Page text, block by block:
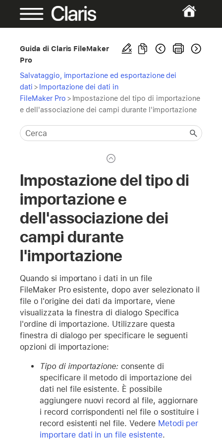
Guida di Claris FileMaker
Pro
Salvataggio, importazione ed esportazione dei
dati > Importazione dei dati in
FileMaker Pro > Impostazione del tipo di importazione
e dell'associazione dei campi durante l'importazione
Impostazione del tipo di
importazione e
dell'associazione dei
campi durante
l'importazione
Quando si importano i dati in un file
FileMaker Pro esistente, dopo aver selezionato il
file o l'origine dei dati da importare, viene
visualizzata la finestra di dialogo Specifica
l'ordine di importazione. Utilizzare questa
finestra di dialogo per specificare le seguenti
opzioni di importazione:
Tipo di importazione: consente di
specificare il metodo di importazione dei
dati nel file esistente. È possibile
aggiungere nuovi record al file, aggiornare
i record corrispondenti nel file o sostituire i
record esistenti nel file. Vedere Metodi per
importare dati in un file esistente.